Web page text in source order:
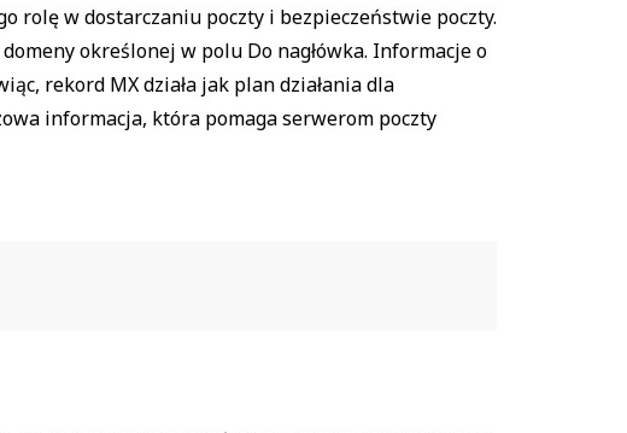
rolę w dostarczaniu poczty i bezpieczeństwie poczty.
określonej w polu Do nagłówka. Informacje o
rekord MX działa jak plan działania dla
informacja, która pomaga serwerom poczty